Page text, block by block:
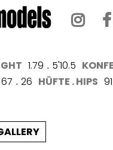
1.79 . 5'10.5
67 . 26 HÜFTE . HIPS 91